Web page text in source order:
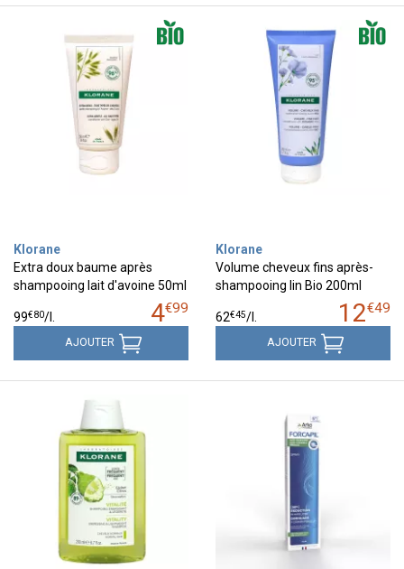
Klorane
Extra doux baume après
shampooing lait d'avoine 50ml
4€99
99€80/l.
AJOUTER
Klorane
Volume cheveux fins après-
shampooing lin Bio 200ml
12€49
62€45/l.
AJOUTER